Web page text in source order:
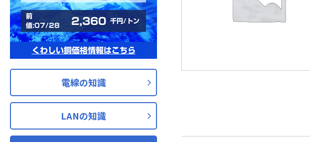
前
値:07/28
2,360 千円/トン
くわしい銅価格情報はこちら
電線の知識
LANの知識